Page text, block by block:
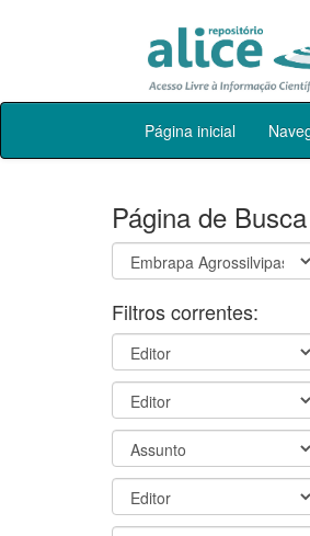
Skip
Página inicial
Página de Busca
Filtros correntes: